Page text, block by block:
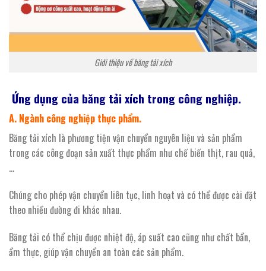
Giới thiệu về băng tải xích
Ứng dụng của băng tải xích trong công nghiệp.
A. Ngành công nghiệp thực phẩm.
Băng tải xích là phương tiện vận chuyển nguyên liệu và sản phẩm
trong các công đoạn sản xuất thực phẩm như chế biến thịt, rau quả,
…
Chúng cho phép vận chuyển liên tục, linh hoạt và có thể được cài đặt
theo nhiều đường đi khác nhau.
Băng tải có thể chịu được nhiệt độ, áp suất cao cũng như chất bẩn,
ẩm thực, giúp vận chuyển an toàn các sản phẩm.